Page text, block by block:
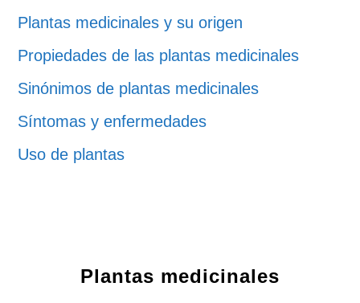
Plantas medicinales y su origen
Propiedades de las plantas medicinales
Sinónimos de plantas medicinales
Síntomas y enfermedades
Uso de plantas
Plantas medicinales